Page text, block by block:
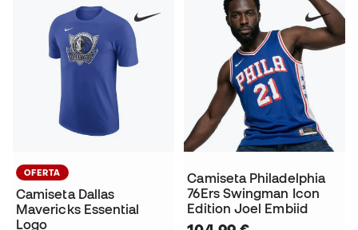
OFERTA
Camiseta Dallas
Mavericks Essential
Logo
Camiseta Philadelphia
76Ers Swingman Icon
Edition Joel Embiid